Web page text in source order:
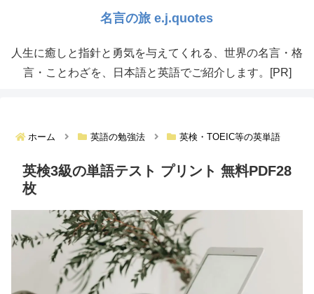
人生に癒しと指針と勇気を与えてくれる、世界の名言・格
言・ことわざを、日本語と英語でご紹介します。[PR]
ホーム 英語の勉強法 英検・TOEIC等の英単語
英検3級の単語テスト プリント 無料PDF28
枚